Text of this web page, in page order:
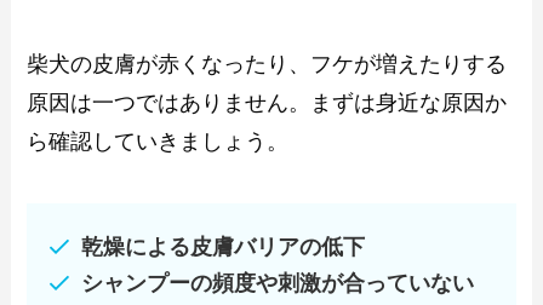
柴犬の皮膚が赤くなったり、フケが増えたりする
原因は一つではありません。まずは身近な原因か
ら確認していきましょう。
乾燥による皮膚バリアの低下
シャンプーの頻度や刺激が合っていない